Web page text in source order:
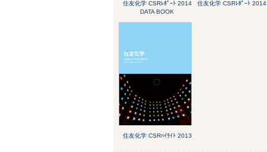
住友化学 CSRﾚﾎﾟｰﾄ 2014
DATA BOOK
住友化学 CSRﾚﾎﾟｰﾄ 2014
住友化学 CSRﾊｲﾗｲﾄ 2013